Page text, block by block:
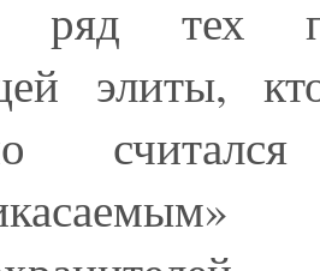
ряд тех
элиты,